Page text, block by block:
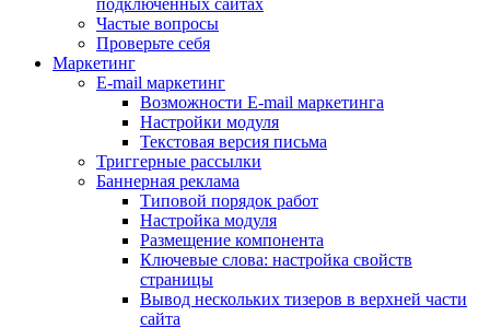
подключенных сайтах
Частые вопросы
Проверьте себя
Маркетинг
E-mail маркетинг
Возможности E-mail маркетинга
Настройки модуля
Текстовая версия письма
Триггерные рассылки
Баннерная реклама
Типовой порядок работ
Настройка модуля
Размещение компонента
Ключевые слова: настройка свойств
страницы
Вывод нескольких тизеров в верхней части
сайта